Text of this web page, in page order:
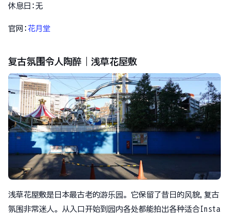
休息日:无
官网: 花月堂
复古氛围令人陶醉｜浅草花屋敷
浅草花屋敷是日本最古老的游乐园。它保留了昔日的风貌,复古
氛围非常迷人。从入口开始到园内各处都能拍出各种适合Insta